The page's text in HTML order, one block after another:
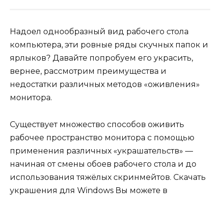
Надоел однообразный вид рабочего стола
компьютера, эти ровные ряды скучных папок и
ярлыков? Давайте попробуем его украсить,
вернее, рассмотрим преимущества и
недостатки различных методов «оживления»
монитора.
Существует множество способов оживить
рабочее пространство монитора с помощью
применения различных «украшательств» —
начиная от смены обоев рабочего стола и до
использования тяжёлых скринмейтов. Скачать
украшения для Windows Вы можете в